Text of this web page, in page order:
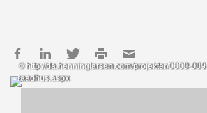
© http://da.henninglarsen.com/projekter/0800-
raadhus.aspx